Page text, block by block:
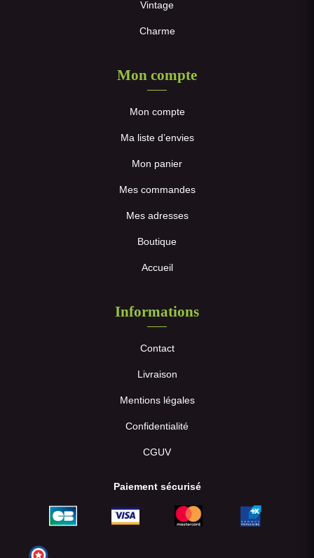
Vintage
Charme
Mon compte
Mon compte
Ma liste d’envies
Mon panier
Mes commandes
Mes adresses
Boutique
Accueil
Informations
Contact
Livraison
Mentions légales
Confidentialité
CGUV
Paiement sécurisé